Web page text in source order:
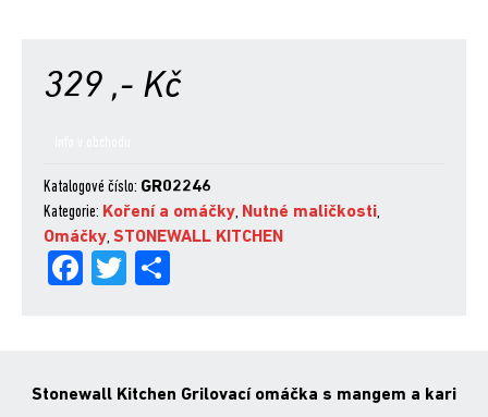
329 ,- Kč
Katalogové číslo: GR02246
Kategorie: Koření a omáčky, Nutné maličkosti,
Omáčky, STONEWALL KITCHEN
Fa
Tw
Stonewall Kitchen Grilovací omáčka s mangem a kari